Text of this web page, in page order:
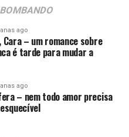
BOMBANDO
ago
Cara – um romance sobre
é tarde para mudar a
ago
– nem todo amor precisa